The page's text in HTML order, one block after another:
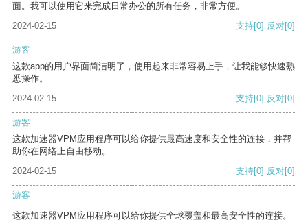
面。我可以使用它来完成日常办公的所有任务，非常方便。
2024-02-15
支持[0] 反对[0]
游客
这款app的用户界面简洁明了，使用起来非常容易上手，让我能够快速熟
悉操作。
2024-02-15
支持[0] 反对[0]
游客
这款加速器VPM应用程序可以给你提供最高速度和安全性的连接，并帮
助你在网络上自由移动。
2024-02-15
支持[0] 反对[0]
游客
这款加速器VPM应用程序可以给你提供全球覆盖和最高安全性的连接。